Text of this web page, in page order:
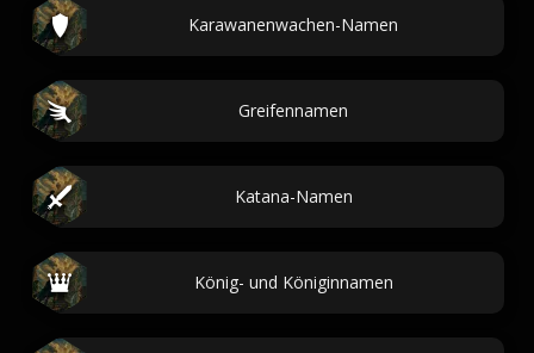
Karawanenwachen-Namen
Greifennamen
Katana-Namen
König- und Königinnamen